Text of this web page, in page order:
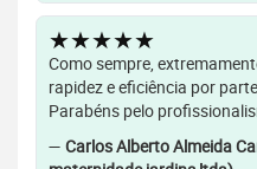
★★★★★
Como sempre,
rapidez e eficiência por
Parabéns pelo
— Carlos Alberto Almeida